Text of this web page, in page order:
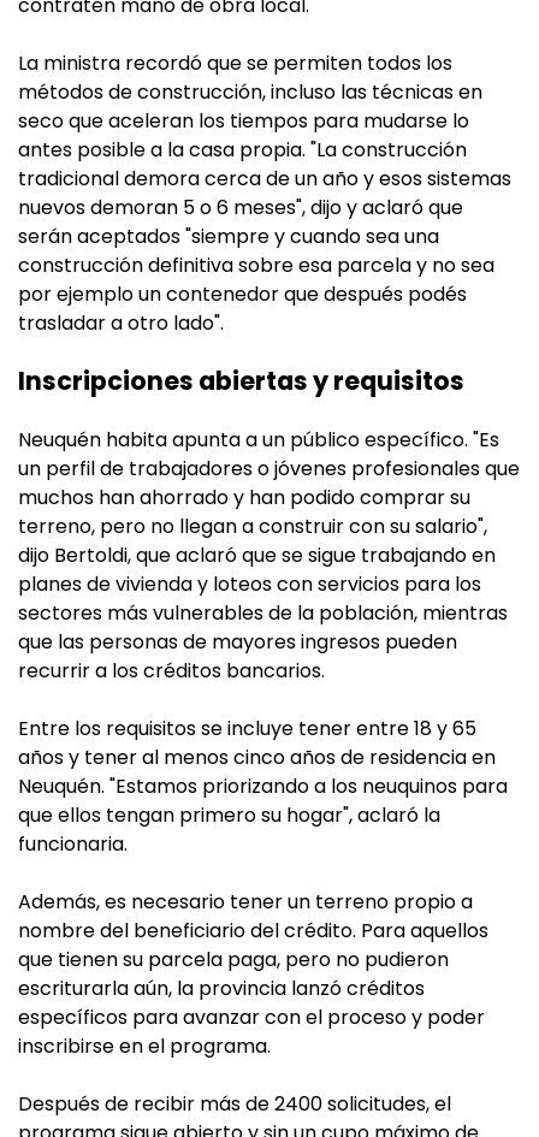
contraten mano de obra local.
La ministra recordó que se permiten todos los
métodos de construcción, incluso las técnicas en
seco que aceleran los tiempos para mudarse lo
antes posible a la casa propia. "La construcción
tradicional demora cerca de un año y esos sistemas
nuevos demoran 5 o 6 meses", dijo y aclaró que
serán aceptados "siempre y cuando sea una
construcción definitiva sobre esa parcela y no sea
por ejemplo un contenedor que después podés
trasladar a otro lado".
Inscripciones abiertas y requisitos
Neuquén habita apunta a un público específico. "Es
un perfil de trabajadores o jóvenes profesionales que
muchos han ahorrado y han podido comprar su
terreno, pero no llegan a construir con su salario",
dijo Bertoldi, que aclaró que se sigue trabajando en
planes de vivienda y loteos con servicios para los
sectores más vulnerables de la población, mientras
que las personas de mayores ingresos pueden
recurrir a los créditos bancarios.
Entre los requisitos se incluye tener entre 18 y 65
años y tener al menos cinco años de residencia en
Neuquén. "Estamos priorizando a los neuquinos para
que ellos tengan primero su hogar", aclaró la
funcionaria.
Además, es necesario tener un terreno propio a
nombre del beneficiario del crédito. Para aquellos
que tienen su parcela paga, pero no pudieron
escriturarla aún, la provincia lanzó créditos
específicos para avanzar con el proceso y poder
inscribirse en el programa.
Después de recibir más de 2400 solicitudes, el